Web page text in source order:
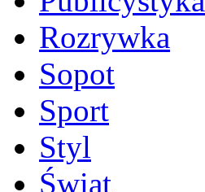
Rozrywka
Sopot
Sport
Styl
Świat